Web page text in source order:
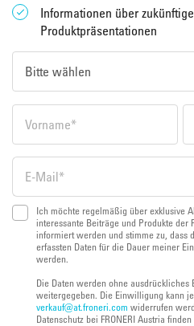
Informationen über
Produktpräsentationen
Ich möchte regelmäßig über exklusive
interessante Beiträge und Produkte der
informiert werden und stimme zu, dass
erfassten Daten für die Dauer meiner
werden.
Die Daten werden ohne ausdrückliches
weitergegeben. Die Einwilligung kann
verkauf@at.froneri.com widerrufen
Datenschutz bei FRONERI Austria